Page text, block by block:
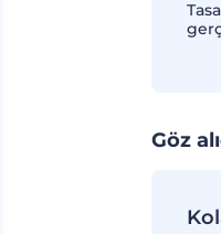
Göz